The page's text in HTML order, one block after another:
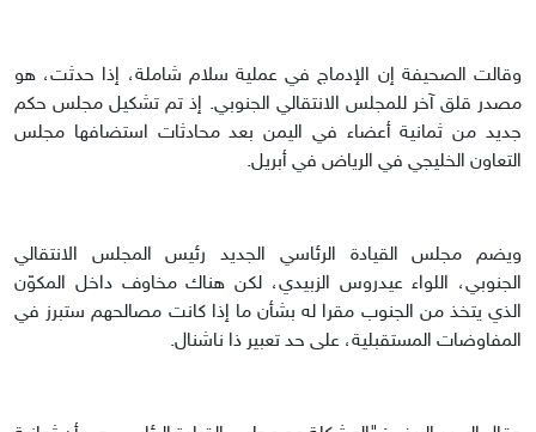
وقالت الصحيفة إن الإدماج في عملية سلام شاملة، إذا حدثت، هو
مصدر قلق آخر للمجلس الانتقالي الجنوبي. إذ تم تشكيل مجلس حكم
جديد من ثمانية أعضاء في اليمن بعد محادثات استضافها مجلس
التعاون الخليجي في الرياض في أبريل.
ويضم مجلس القيادة الرئاسي الجديد رئيس المجلس الانتقالي
الجنوبي، اللواء عيدروس الزبيدي، لكن هناك مخاوف داخل المكوّن
الذي يتخذ من الجنوب مقرا له بشأن ما إذا كانت مصالحهم ستبرز في
المفاوضات المستقبلية، على حد تعبير ذا ناشنال.